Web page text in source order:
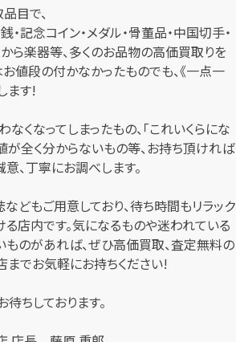
目で、
・記念コイン・メダル・骨董品・中国切手・
ら楽器等、多くのお品物の高価買取りを
値段の付かなかったものでも、《一点一
ます!
くなってしまったもの、「これいくらにな
が全く分からないもの等、お持ち頂ければ
、丁寧にお調べします。
どもご用意しており、待ち時間もリラック
る店内です。気になるものや迷われている
ものがあれば、ぜひ高価買取、査定無料の
でお気軽にお持ちください!
ちしております。